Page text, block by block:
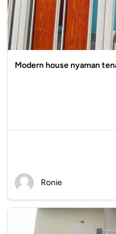
Modern house nyaman
Ronie